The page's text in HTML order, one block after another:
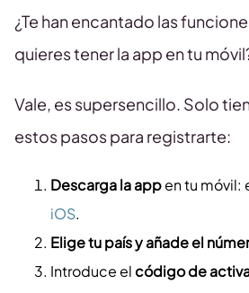
¿Te han encantado las
quieres tener la app en tu
Vale, es supersencillo. Solo
estos pasos para registrarte:
Descarga la appen tu móvil:
iOS.
Elige tu país y añade el
Introduce elcódigo de